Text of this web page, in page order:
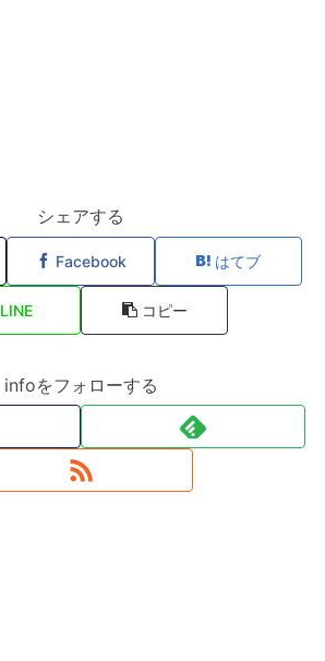
シェアする
Facebook はてブ
LINE コピー
infoをフォローする